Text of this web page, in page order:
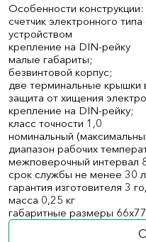
Особенности конструкции:
счетчик электронного
устройством
крепление на DIN-рейку
малые габариты;
безвинтовой корпус;
две терминальные крышки
защита от хищения
крепление на DIN-рейку;
класс точности 1,0
номинальный
диапазон рабочих
межповерочный интервал
срок службы не менее 30
гарантия изготовителя 3
масса 0,25 кг
габаритные размеры